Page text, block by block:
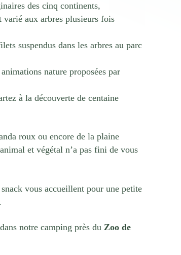
des cinq continents,
aux arbres plusieurs fois
suspendus dans les arbres au parc
nature proposées par
à la découverte de centaine
roux ou encore de la plaine
et végétal n’a pas fini de vous
vous accueillent pour une petite
notre camping près du Zoo de